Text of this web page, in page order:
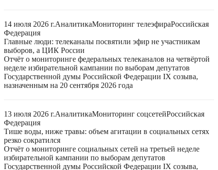
14 июля 2026 г.АналитикаМониторинг телеэфираРоссийская
Федерация
Главные люди: телеканалы посвятили эфир не участникам
выборов, а ЦИК России
Отчёт о мониторинге федеральных телеканалов на четвёртой
неделе избирательной кампании по выборам депутатов
Государственной думы Российской Федерации IX созыва,
назначенным на 20 сентября 2026 года
13 июля 2026 г.АналитикаМониторинг соцсетейРоссийская
Федерация
Тише воды, ниже травы: объем агитации в социальных сетях
резко сократился
Отчёт о мониторинге социальных сетей на третьей неделе
избирательной кампании по выборам депутатов
Государственной думы Российской Федерации IX созыва,